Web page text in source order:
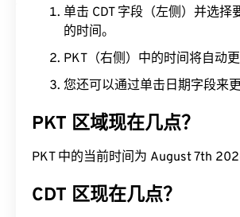
单击 CDT 字段（左侧）并选择
的时间。
PKT（右侧）中的时间将自动更
您还可以通过单击日期字段来更
PKT 区域现在几点？
PKT 中的当前时间为 August 7th
CDT 区现在几点？